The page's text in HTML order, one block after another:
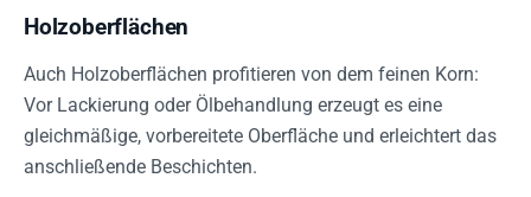
Holzoberflächen
Auch Holzoberflächen profitieren von dem feinen Korn:
Vor Lackierung oder Ölbehandlung erzeugt es eine
gleichmäßige, vorbereitete Oberfläche und erleichtert das
anschließende Beschichten.